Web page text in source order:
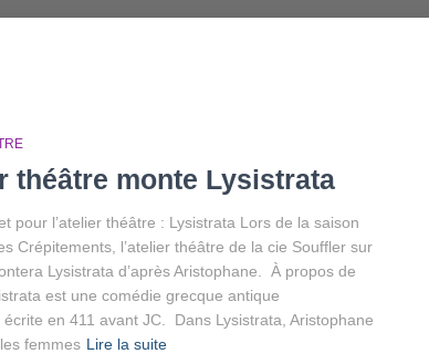
théâtre monte Lysistrata
pour l’atelier théâtre : Lysistrata Lors de la saison
Crépitements, l’atelier théâtre de la cie Souffler sur
Lysistrata d’après Aristophane. À propos de
est une comédie grecque antique
écrite en 411 avant JC. Dans Lysistrata, Aristophane
femmes Lire la suite